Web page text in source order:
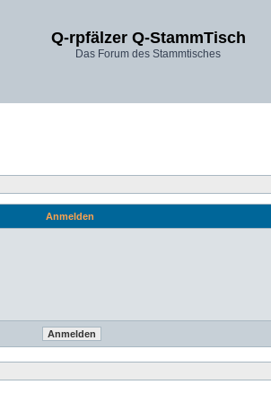
Q-rpfälzer Q-StammTisch
Das Forum des Stammtisches
Anmelden